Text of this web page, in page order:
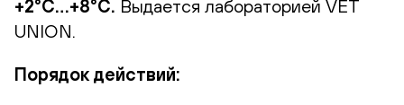
+2°С…+8°С. Выдается лабораторией VET
UNION.
Порядок действий: